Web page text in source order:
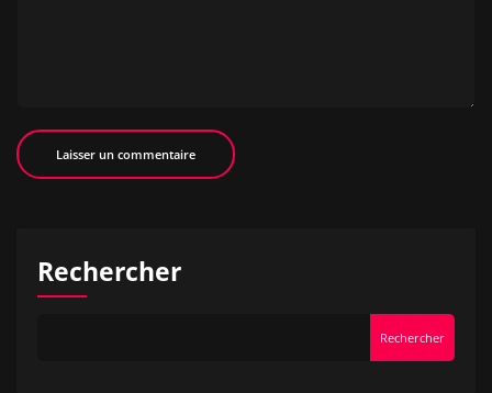
Rechercher
Rechercher